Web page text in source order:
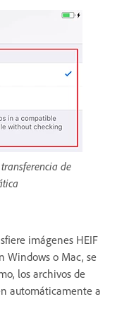
de
imágenes HEIF
Windows o Mac, se
los archivos de
automáticamente a